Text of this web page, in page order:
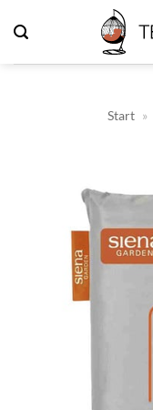
Inhalt
springen
Start »